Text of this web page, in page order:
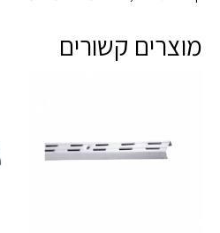
מוצרים קשורים